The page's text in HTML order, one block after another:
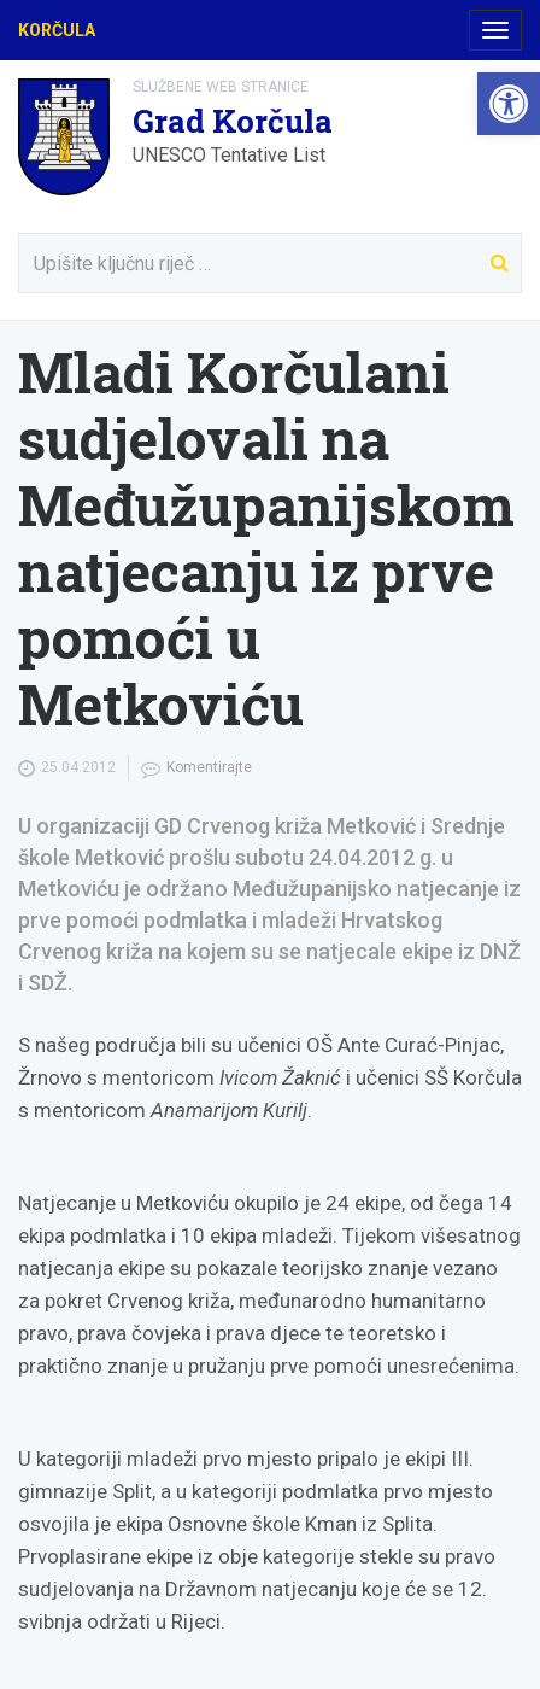
KORČULA
SLUŽBENE WEB STRANICE
Grad Korčula
UNESCO Tentative List
Mladi Korčulani
sudjelovali na
Međužupanijskom
natjecanju iz prve
pomoći u
Metkoviću
25.04.2012 Komentirajte
U organizaciji GD Crvenog križa Metković i Srednje
škole Metković prošlu subotu 24.04.2012 g. u
Metkoviću je održano Međužupanijsko natjecanje iz
prve pomoći podmlatka i mladeži Hrvatskog
Crvenog križa na kojem su se natjecale ekipe iz DNŽ
i SDŽ.
S našeg područja bili su učenici OŠ Ante Curać-Pinjac,
Žrnovo s mentoricom Ivicom Žaknić i učenici SŠ Korčula
s mentoricomAnamarijom Kurilj.
Natjecanje u Metkoviću okupilo je 24 ekipe, od čega 14
ekipa podmlatka i 10 ekipa mladeži. Tijekom višesatnog
natjecanja ekipe su pokazale teorijsko znanje vezano
za pokret Crvenog križa, međunarodno humanitarno
pravo, prava čovjeka i prava djece te teoretsko i
praktično znanje u pružanju prve pomoći unesrećenima.
U kategoriji mladeži prvo mjesto pripalo je ekipi III.
gimnazije Split, a u kategoriji podmlatka prvo mjesto
osvojila je ekipa Osnovne škole Kman iz Splita.
Prvoplasirane ekipe iz obje kategorije stekle su pravo
sudjelovanja na Državnom natjecanju koje će se 12.
svibnja održati u Rijeci.